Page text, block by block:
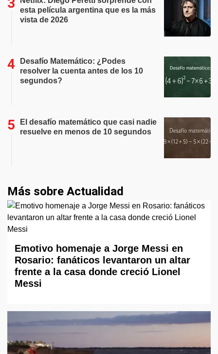
esta película argentina que es la más
vista de 2026
Desafío Matemático: ¿Podes
resolver la cuenta antes de los 10
segundos?
El desafío matemático que casi nadie
resuelve en menos de 10 segundos
Más sobre Actualidad
Emotivo homenaje a Jorge Messi en
Rosario: fanáticos levantaron un altar
frente a la casa donde creció Lionel
Messi